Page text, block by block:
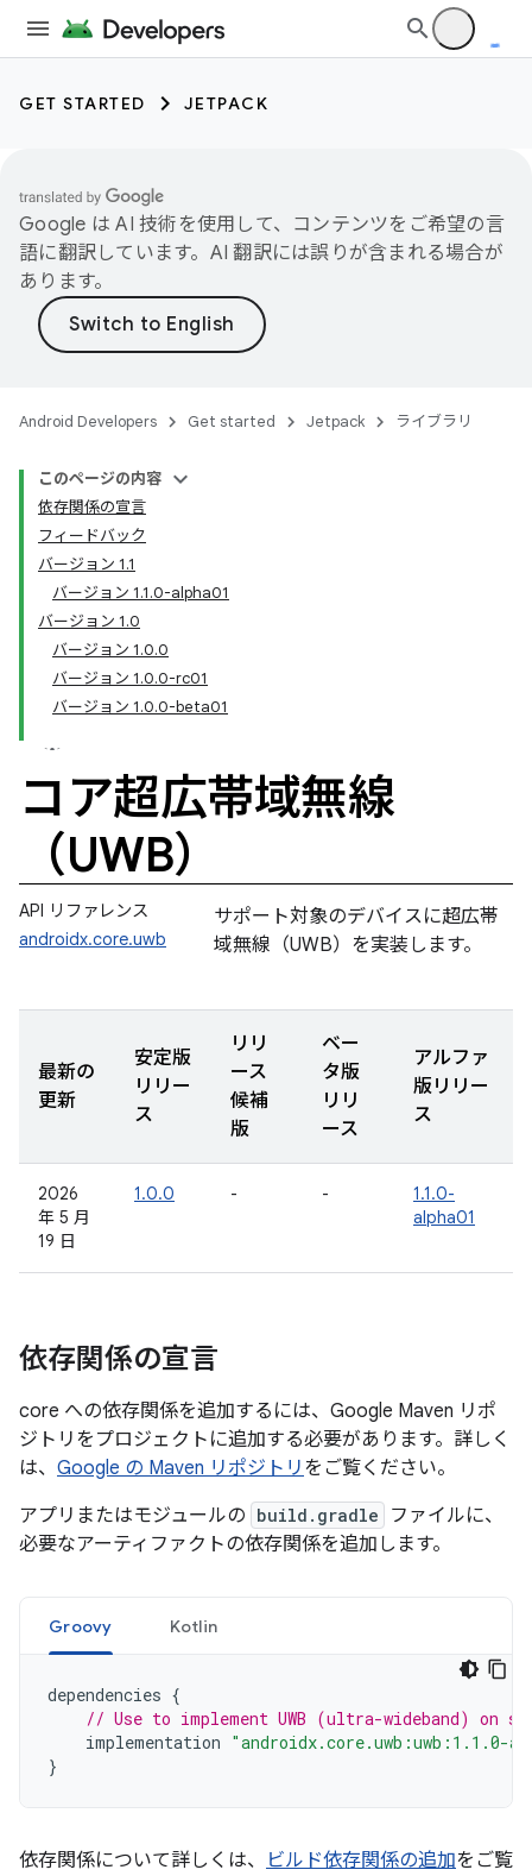
GET STARTED JETPACK
Google は AI 技術を使用して、コンテンツをご希望の言
語に翻訳しています。AI 翻訳には誤りが含まれる場合が
あります。
Android Developers Get started Jetpack ライブラリ
このページの内容
依存関係の宣言
フィードバック
バージョン 1.1
バージョン 1.1.0-alpha01
バージョン 1.0
バージョン 1.0.0
バージョン 1.0.0-rc01
バージョン 1.0.0-beta01
コア超広帯域無線
（UWB）
API リファレンス
androidx.core.uwb
サポート対象のデバイスに超広帯
域無線（UWB）を実装します。
最新の
更新
安定版
リリー
ス
リリ
ース
候補
版
ベー
タ版
リリ
ース
アルファ
版リリー
ス
2026
年 5 月
19 日
1.0.0 - -
1.1.0-
alpha01
依存関係の宣言
core への依存関係を追加するには、Google Maven リポ
ジトリをプロジェクトに追加する必要があります。詳しく
は、 Google の Maven リポジトリ をご覧ください。
アプリまたはモジュールの build.gradle
ファイルに、
必要なアーティファクトの依存関係を追加します。
Groovy Kotlin
dependencies {
// Use to implement UWB (ultra-wideband) on
implementation "androidx.core.uwb:uwb:1.1.0-
}
依存関係について詳しくは、 ビルド依存関係の追加をご覧